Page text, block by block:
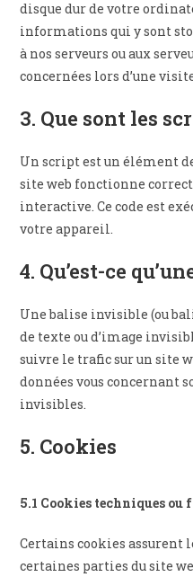
disque dur de votre
informations qui y sont
à nos serveurs ou aux
concernées lors d’une
3. Que sont les
Un script est un élément
site web fonctionne
interactive. Ce code est
votre appareil.
4. Qu’est-ce
Une balise invisible (ou
de texte ou d’image
suivre le trafic sur un site
données vous concernant
invisibles.
5. Cookies
5.1 Cookies techniques
Certains cookies assurent
certaines parties du site